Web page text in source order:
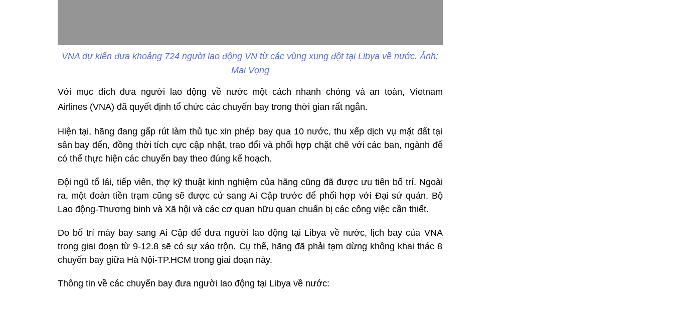
VNA dự kiến đưa khoảng 724 người lao động VN từ các vùng xung đột tại Libya về nước. Ảnh:
Mai Vọng
Với mục đích đưa người lao động về nước một cách nhanh chóng và an toàn, Vietnam
Airlines (VNA) đã quyết định tổ chức các chuyến bay trong thời gian rất ngắn.
Hiện tại, hãng đang gấp rút làm thủ tục xin phép bay qua 10 nước, thu xếp dịch vụ mặt đất tại
sân bay đến, đồng thời tích cực cập nhật, trao đổi và phối hợp chặt chẽ với các ban, ngành để
có thể thực hiện các chuyến bay theo đúng kế hoạch.
Đội ngũ tổ lái, tiếp viên, thợ kỹ thuật kinh nghiệm của hãng cũng đã được ưu tiên bố trí. Ngoài
ra, một đoàn tiền trạm cũng sẽ được cử sang Ai Cập trước để phối hợp với Đại sứ quán, Bộ
Lao động-Thương binh và Xã hội và các cơ quan hữu quan chuẩn bị các công việc cần thiết.
Do bố trí máy bay sang Ai Cập để đưa người lao động tại Libya về nước, lịch bay của VNA
trong giai đoạn từ 9-12.8 sẽ có sự xáo trộn. Cụ thể, hãng đã phải tạm dừng không khai thác 8
chuyến bay giữa Hà Nội-TP.HCM trong giai đoạn này.
Thông tin về các chuyến bay đưa người lao động tại Libya về nước: